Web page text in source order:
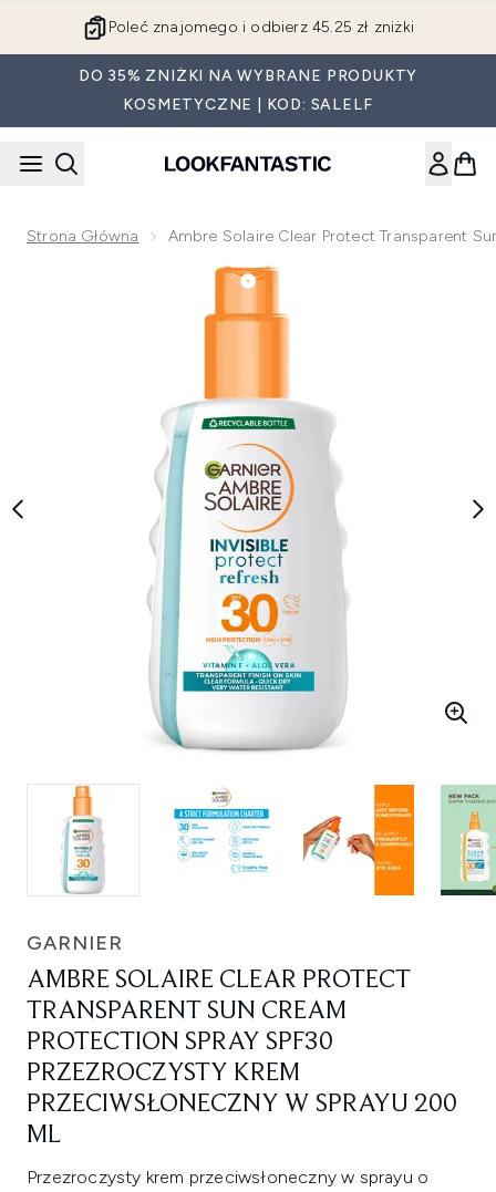
Poleć znajomego i odbierz 45.25 zł zniżki
DO 35% ZNIŻKI NA WYBRANE PRODUKTY
KOSMETYCZNE | KOD: SALELF
Strona Główna Ambre Solaire Clear Protect Transparent
Now showing image 1 Ambre Solaire Clear Protect
GARNIER
AMBRE SOLAIRE CLEAR PROTECT
TRANSPARENT SUN CREAM
PROTECTION SPRAY SPF30
PRZEZROCZYSTY KREM
PRZECIWSŁONECZNY W SPRAYU 200
ML
Przezroczysty krem przeciwsłoneczny w sprayu o